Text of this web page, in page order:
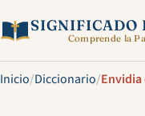
SIGNIFICADO
Comprende la
Inicio/Diccionario/